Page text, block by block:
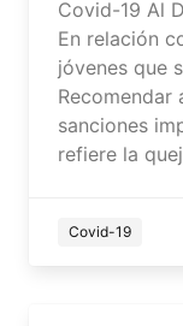
Covid-19 Al
En relación
jóvenes que
Recomendar
sanciones
refiere la
Covid-19